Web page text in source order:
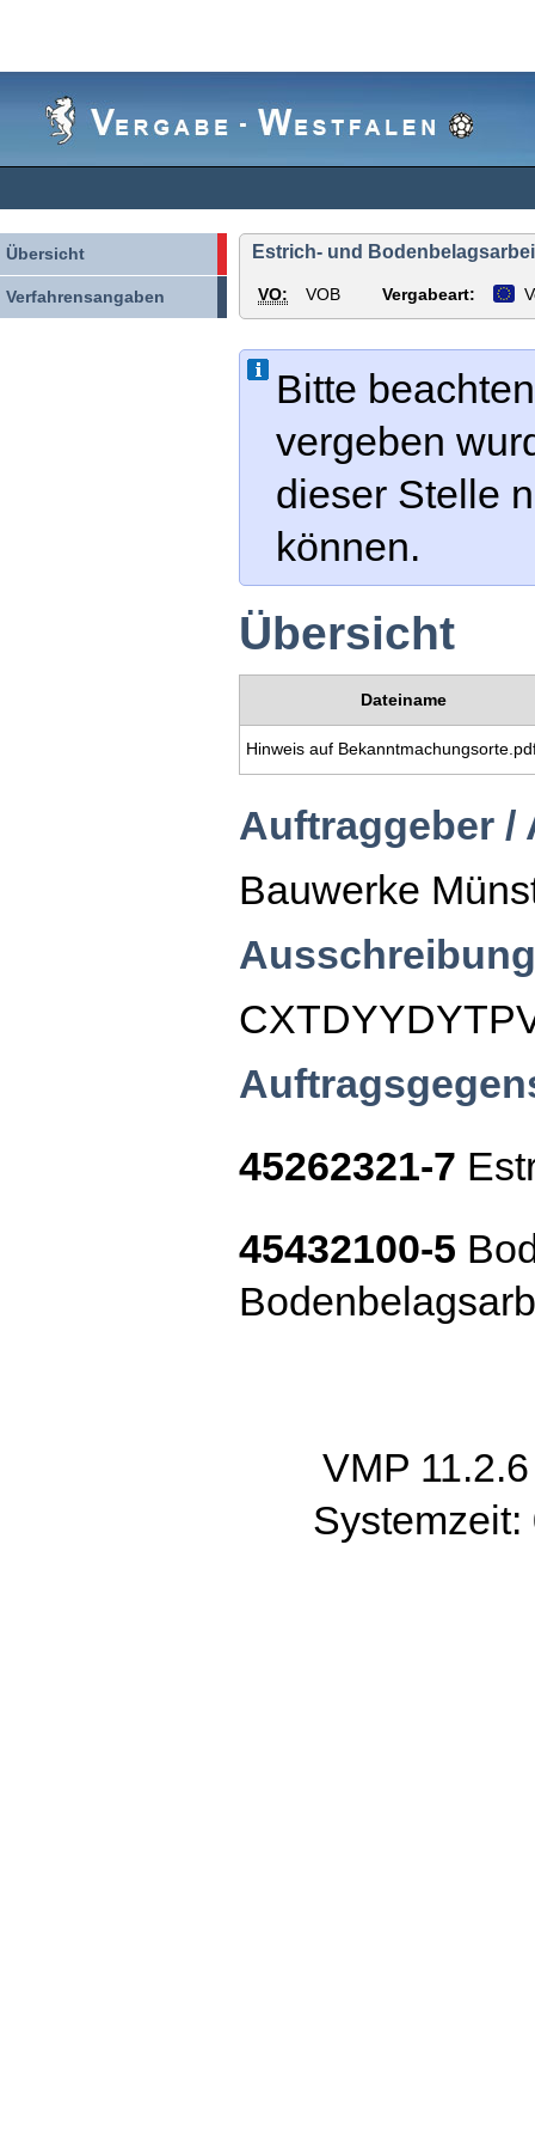
Übersicht
Verfahrensangaben
Estrich- und
VO: VOB Vergabeart:
Bitte
vergeben
dieser Stelle
können.
Übersicht
Dateiname
Hinweis auf
Auftraggeber /
Bauwerke
45262321-7
45432100-5
VMP